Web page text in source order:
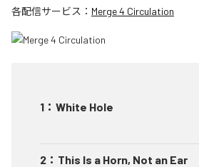
各配信サービス： Merge 4 Circulation
1 ： White Hole
2 ： This Is a Horn, Not an Ear